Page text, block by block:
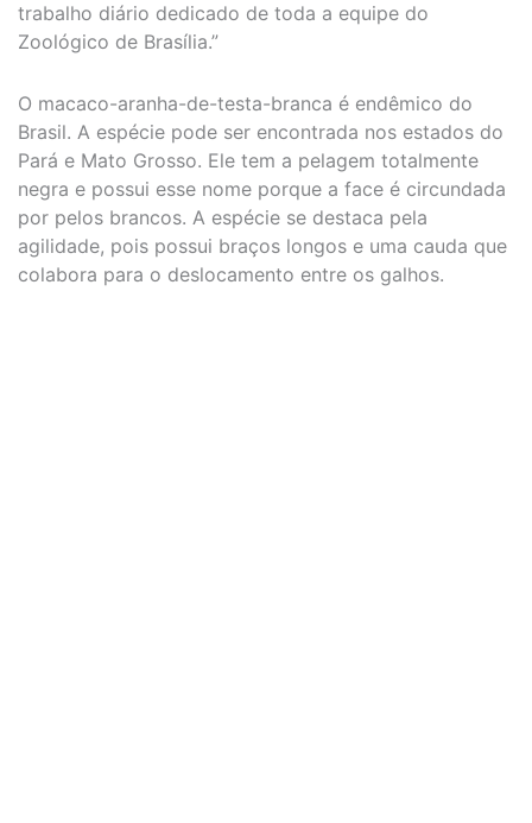
trabalho diário dedicado de toda a equipe do
Zoológico de Brasília.”
O macaco-aranha-de-testa-branca é endêmico do
Brasil. A espécie pode ser encontrada nos estados do
Pará e Mato Grosso. Ele tem a pelagem totalmente
negra e possui esse nome porque a face é circundada
por pelos brancos. A espécie se destaca pela
agilidade, pois possui braços longos e uma cauda que
colabora para o deslocamento entre os galhos.